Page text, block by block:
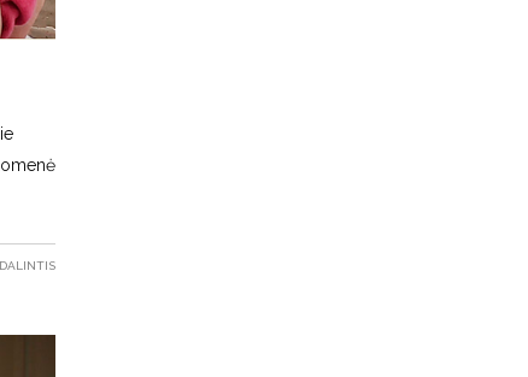
DALINTIS